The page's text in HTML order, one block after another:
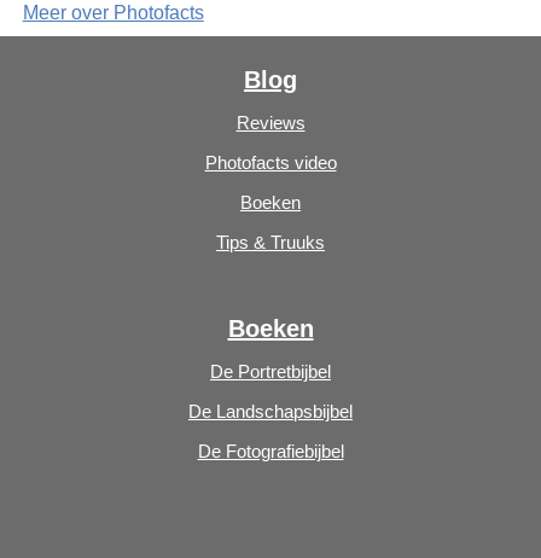
Meer over Photofacts
Blog
Reviews
Photofacts video
Boeken
Tips & Truuks
Boeken
De Portretbijbel
De Landschapsbijbel
De Fotografiebijbel